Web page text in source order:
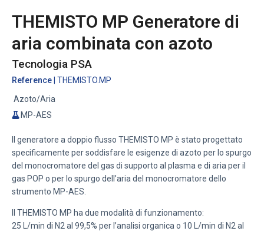
THEMISTO MP Generatore di
aria combinata con azoto
Tecnologia PSA
Reference | THEMISTO.MP
Azoto/Aria
MP-AES
Il generatore a doppio flusso THEMISTO MP è stato progettato
specificamente per soddisfare le esigenze di azoto per lo spurgo
del monocromatore del gas di supporto al plasma e di aria per il
gas POP o per lo spurgo dell’aria del monocromatore dello
strumento MP-AES.
Il THEMISTO MP ha due modalità di funzionamento:
25 L/min di N2 al 99,5% per l’analisi organica o 10 L/min di N2 al